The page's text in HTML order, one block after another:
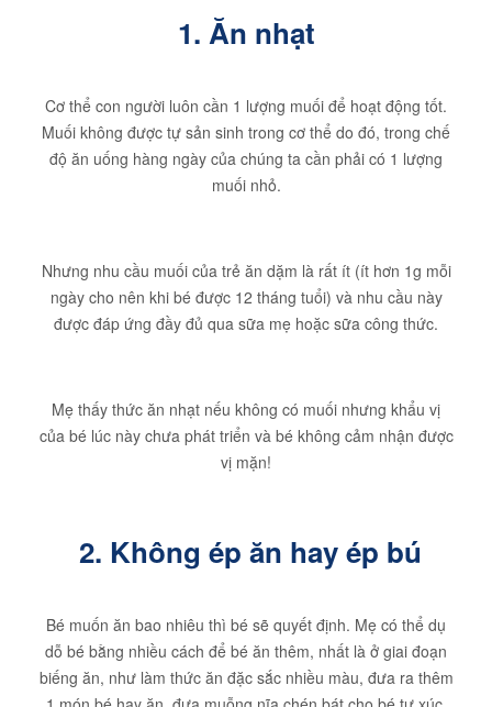
1. Ăn nhạt
Cơ thể con người luôn cần 1 lượng muối để hoạt động tốt.
Muối không được tự sản sinh trong cơ thể do đó, trong chế
độ ăn uống hàng ngày của chúng ta cần phải có 1 lượng
muối nhỏ.
Nhưng nhu cầu muối của trẻ ăn dặm là rất ít (ít hơn 1g mỗi
ngày cho nên khi bé được 12 tháng tuổi) và nhu cầu này
được đáp ứng đầy đủ qua sữa mẹ hoặc sữa công thức.
Mẹ thấy thức ăn nhạt nếu không có muối nhưng khẩu vị
của bé lúc này chưa phát triển và bé không cảm nhận được
vị mặn!
2. Không ép ăn hay ép bú
Bé muốn ăn bao nhiêu thì bé sẽ quyết định. Mẹ có thể dụ
dỗ bé bằng nhiều cách để bé ăn thêm, nhất là ở giai đoạn
biếng ăn, như làm thức ăn đặc sắc nhiều màu, đưa ra thêm